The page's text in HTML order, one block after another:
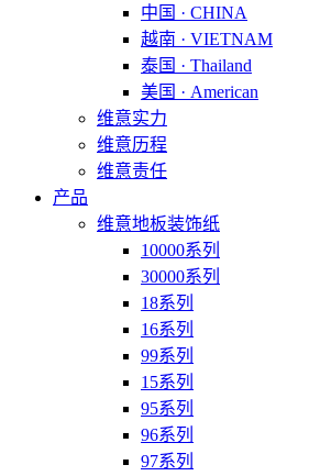
中国 · CHINA
越南 · VIETNAM
泰国 · Thailand
美国 · American
维意实力
维意历程
维意责任
产品
维意地板装饰纸
10000系列
30000系列
18系列
16系列
99系列
15系列
95系列
96系列
97系列